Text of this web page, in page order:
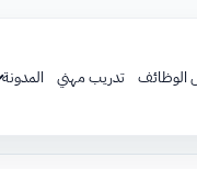
الوظائف تدريب مهني المدونة